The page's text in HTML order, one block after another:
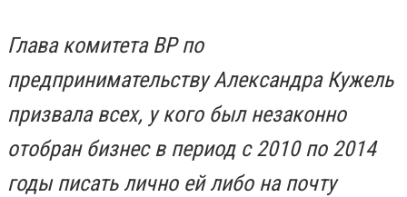
Глава комитета ВР по
предпринимательству Александра Кужель
призвала всех, у кого был незаконно
отобран бизнес в период с 2010 по 2014
годы писать лично ей либо на почту